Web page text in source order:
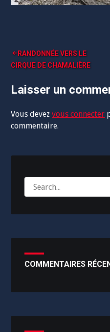
Navigation
de
l’article
RANDONNÉE VERS LE
CIRQUE DE CHAMALIÈRE
Laisser un
Vous devezvous connecter
commentaire.
for:
COMMENTAIRES